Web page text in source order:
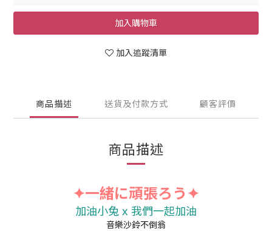
加入購物車
加入追蹤清單
商品描述 送貨及付款方式 顧客評價
商品描述
✦一緒に頑張ろう✦
加油小兔 x 我們一起加油
音樂沙鈴不倒翁